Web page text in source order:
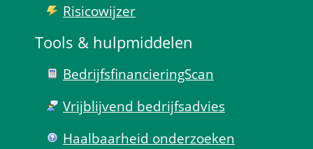
Risico­wijzer
Tools & hulp­middelen
Bedrijfsfinanciering­Scan
Vrijblijvend bedrijfs­advies
Haal­baar­heid onder­zoeken